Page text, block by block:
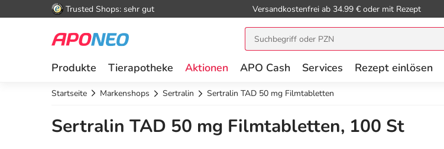
Trusted Shops: sehr gut Versandkostenfrei ab 34.99 € oder mit Rezept
Produkte Tierapotheke Aktionen APO Cash Services Rezept einlösen
Startseite Markenshops Sertralin Sertralin TAD 50 mg Filmtabletten
Sertralin TAD 50 mg Filmtabletten, 100 St